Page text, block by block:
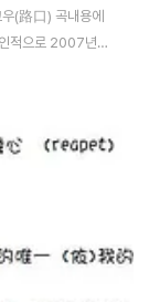
(路口) 곡내용에
적으로 2007년도
詞：張震嶽 作
而眼淚沒停過 哭
想走 去你媽的
菸沒停過 咳到
曾經留的訊..